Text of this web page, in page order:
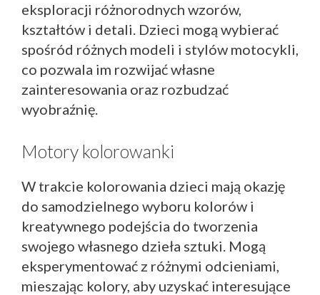
eksploracji różnorodnych wzorów,
kształtów i detali. Dzieci mogą wybierać
spośród różnych modeli i stylów motocykli,
co pozwala im rozwijać własne
zainteresowania oraz rozbudzać
wyobraźnię.
Motory kolorowanki
W trakcie kolorowania dzieci mają okazję
do samodzielnego wyboru kolorów i
kreatywnego podejścia do tworzenia
swojego własnego dzieła sztuki. Mogą
eksperymentować z różnymi odcieniami,
mieszając kolory, aby uzyskać interesujące